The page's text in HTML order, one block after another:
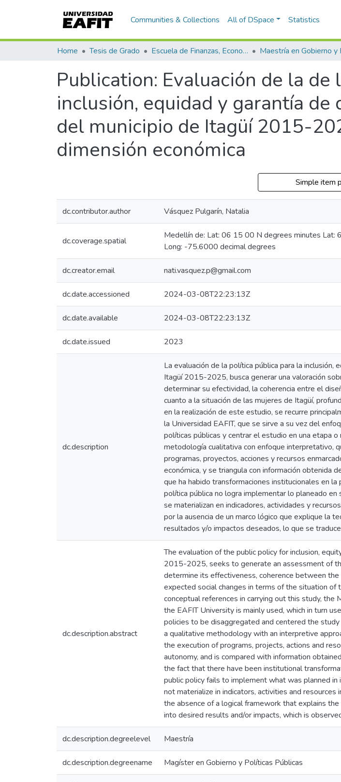
Communities & Collections All of DSpace Statistics
Home Tesis de Grado Escuela de Finanzas, Economía y Gobierno
Publication: Evaluación de la
inclusión, equidad y garantía de
del municipio de Itagüí 2015-
dimensión económica
Simple item
dc.contributor.author Vásquez Pulgarín, Natalia
dc.coverage.spatial
Medellín de: Lat: 06 15 00 N degrees minutes
Long: -75.6000 decimal degrees
dc.creator.email nati.vasquez.p@gmail.com
dc.date.accessioned 2024-03-08T22:23:13Z
dc.date.available 2024-03-08T22:23:13Z
dc.date.issued 2023
dc.description
La evaluación de la política pública para la
Itagüí 2015-2025, busca generar una valoración
determinar su efectividad, la coherencia entre el
cuanto a la situación de las mujeres de Itagüí,
en la realización de este estudio, se recurre
la Universidad EAFIT, que se sirve a su vez del
políticas públicas y centrar el estudio en una etapa
metodología cualitativa con enfoque interpretativo,
programas, proyectos, acciones y recursos
económica, y se triangula con información obtenida
que ha habido transformaciones institucionales en
política pública no logra implementar lo planeado
se materializan en indicadores, actividades y
por la ausencia de un marco lógico que explique la
resultados y/o impactos deseados, lo que se
dc.description.abstract
The evaluation of the public policy for inclusion,
2015-2025, seeks to generate an assessment of
determine its effectiveness, coherence between
expected social changes in terms of the situation
conceptual references in carrying out this study,
the EAFIT University is mainly used, which in turn
policies to be disaggregated and centered the
a qualitative methodology with an interpretive
the execution of programs, projects, actions and
autonomy, and is compared with information
the fact that there have been institutional
public policy fails to implement what was planned
not materialize in indicators, activities and
the absence of a logical framework that explains
into desired results and/or impacts, which is
dc.description.degreelevel Maestría
dc.description.degreename Magíster en Gobierno y Políticas Públicas